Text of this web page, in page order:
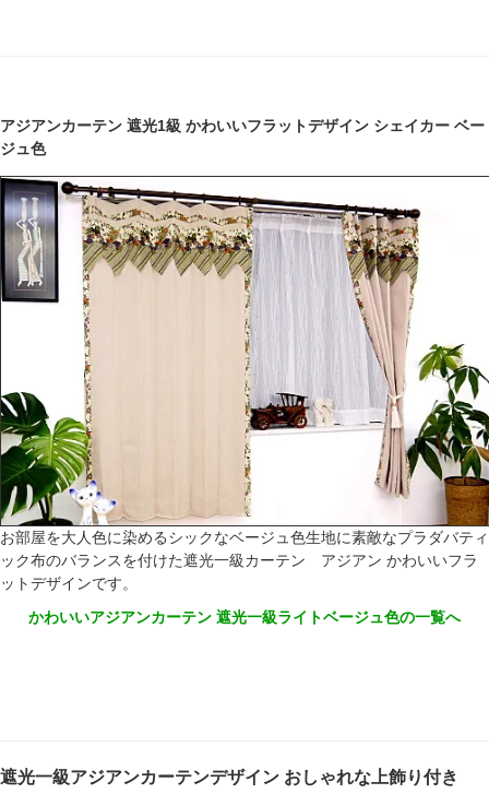
アジアンカーテン 遮光1級 かわいいフラットデザイン シェイカー ベー
ジュ色
お部屋を大人色に染めるシックなベージュ色生地に素敵なプラダバティ
ック布のバランスを付けた遮光一級カーテン アジアン かわいいフラ
ットデザインです。
かわいいアジアンカーテン 遮光一級ライトベージュ色の一覧へ
遮光一級アジアンカーテンデザイン おしゃれな上飾り付き